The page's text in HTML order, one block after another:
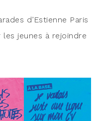
d’Estienne Paris
jeunes à rejoindre